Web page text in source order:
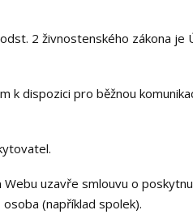
2 živnostenského zákona je
k dispozici pro běžnou
uzavře smlouvu o
(například spolek).